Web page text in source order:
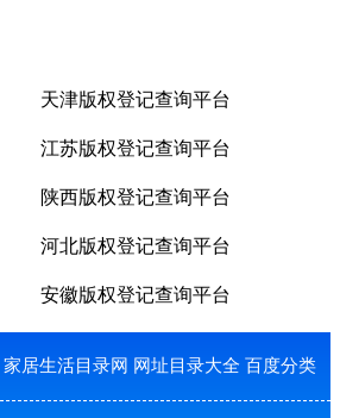
天津版权登记查询平台
江苏版权登记查询平台
陕西版权登记查询平台
河北版权登记查询平台
安徽版权登记查询平台
家居生活目录网 网址目录大全 百度分类